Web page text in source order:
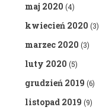
maj 2020 (4)
kwiecień 2020 (3)
marzec 2020 (3)
luty 2020 (5)
grudzień 2019 (6)
listopad 2019 (9)